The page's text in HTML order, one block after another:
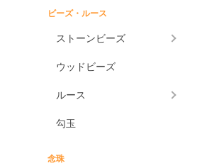
ビーズ・ルース
ストーンビーズ
ウッドビーズ
ルース
勾玉
念珠